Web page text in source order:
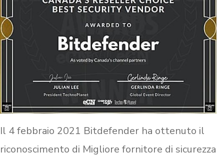
Il 4 febbraio 2021 Bitdefender ha ottenuto il
riconoscimento di Migliore fornitore di sicurezza